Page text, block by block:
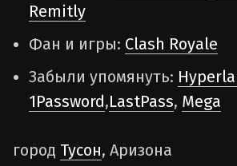
Remitly
Фан и игры: Clash Royale
Забыли упомянуть:
1Password,LastPass, Mega
город Тусон, Аризона